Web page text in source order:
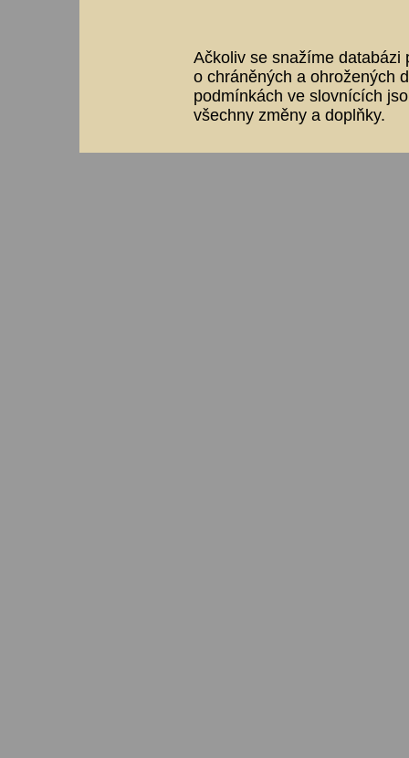
Ačkoliv se snažíme databázi
o chráněných a ohrožených
podmínkách ve slovnících
všechny změny a doplňky.